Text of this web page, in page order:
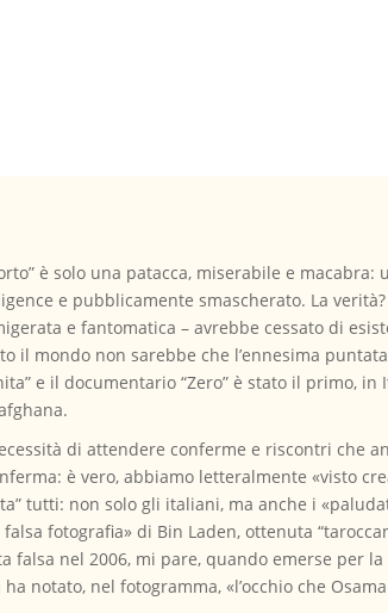
è solo una patacca, miserabile e
e pubblicamente smascherato. La
e fantomatica – avrebbe cessato di
il mondo non sarebbe che l’ennesima
e il documentario “Zero” è stato il primo,
di attendere conferme e riscontri che
è vero, abbiamo letteralmente «visto
tutti: non solo gli italiani, ma anche i
fotografia» di Bin Laden, ottenuta
falsa nel 2006, mi pare, quando emerse per
notato, nel fotogramma, «l’occhio che